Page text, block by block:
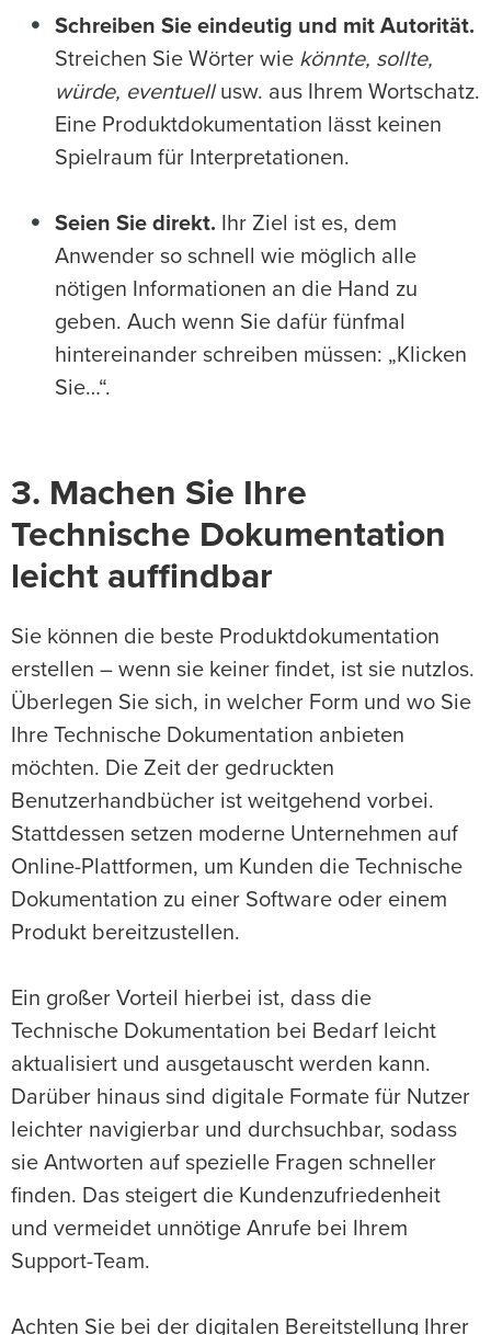
Schreiben Sie eindeutig und mit Autorität.
Streichen Sie Wörter wie könnte, sollte,
würde, eventuellusw. aus Ihrem Wortschatz.
Eine Produktdokumentation lässt keinen
Spielraum für Interpretationen.
Seien Sie direkt. Ihr Ziel ist es, dem
Anwender so schnell wie möglich alle
nötigen Informationen an die Hand zu
geben. Auch wenn Sie dafür fünfmal
hintereinander schreiben müssen: „Klicken
Sie…“.
3. Machen Sie Ihre
Technische Dokumentation
leicht auffindbar
Sie können die beste Produktdokumentation
erstellen – wenn sie keiner findet, ist sie nutzlos.
Überlegen Sie sich, in welcher Form und wo Sie
Ihre Technische Dokumentation anbieten
möchten. Die Zeit der gedruckten
Benutzerhandbücher ist weitgehend vorbei.
Stattdessen setzen moderne Unternehmen auf
Online-Plattformen, um Kunden die Technische
Dokumentation zu einer Software oder einem
Produkt bereitzustellen.
Ein großer Vorteil hierbei ist, dass die
Technische Dokumentation bei Bedarf leicht
aktualisiert und ausgetauscht werden kann.
Darüber hinaus sind digitale Formate für Nutzer
leichter navigierbar und durchsuchbar, sodass
sie Antworten auf spezielle Fragen schneller
finden. Das steigert die Kundenzufriedenheit
und vermeidet unnötige Anrufe bei Ihrem
Support-Team.
Achten Sie bei der digitalen Bereitstellung Ihrer